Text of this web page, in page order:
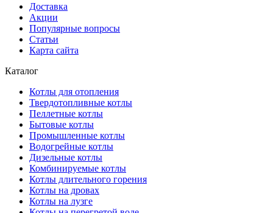
Доставка
Акции
Популярные вопросы
Статьи
Карта сайта
Каталог
Котлы для отопления
Твердотопливные котлы
Пеллетные котлы
Бытовые котлы
Промышленные котлы
Водогрейные котлы
Дизельные котлы
Комбинируемые котлы
Котлы длительного горения
Котлы на дровах
Котлы на лузге